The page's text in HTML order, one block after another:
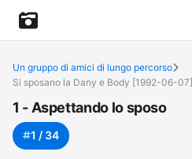
Un gruppo di amici di lungo percorso
Si sposano la Dany e Body [1992-06-07]
1 - Aspettando lo sposo
1 / 34